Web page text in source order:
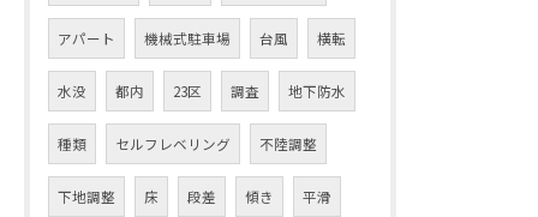
アパート 機械式駐車場 台風 横転
水没 都内 23区 調査 地下防水
種類 セルフレベリング 不陸調整
下地調整 床 段差 傾き 平滑